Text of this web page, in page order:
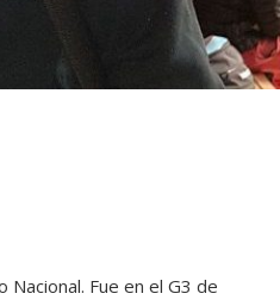
Fue en el G3 de